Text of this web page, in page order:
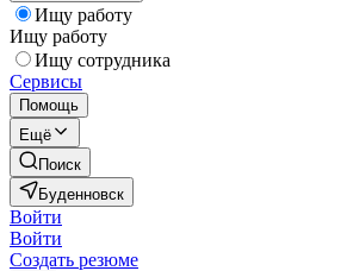
Ищу работу
Ищу работу
Ищу сотрудника
Сервисы
Помощь
Ещё
Поиск
Буденновск
Войти
Войти
Создать резюме